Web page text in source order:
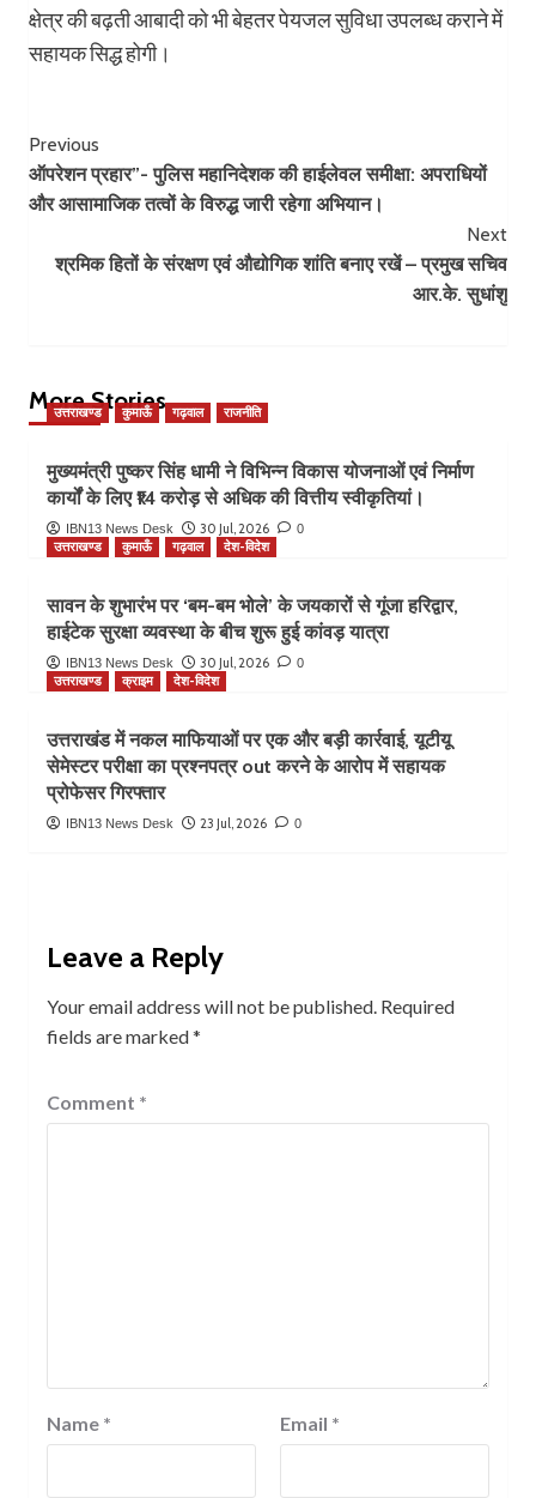
क्षेत्र की बढ़ती आबादी को भी बेहतर पेयजल सुविधा उपलब्ध कराने में
सहायक सिद्ध होगी।
Post
Navigation
Previous
ऑपरेशन प्रहार”- पुलिस महानिदेशक की हाईलेवल समीक्षा: अपराधियों
और आसामाजिक तत्वों के विरुद्ध जारी रहेगा अभियान।
Next
श्रमिक हितों के संरक्षण एवं औद्योगिक शांति बनाए रखें – प्रमुख सचिव
आर.के. सुधांशु
More Stories
उत्तराखण्ड कुमाऊँ गढ़वाल राजनीति
मुख्यमंत्री पुष्कर सिंह धामी ने विभिन्न विकास योजनाओं एवं निर्माण
कार्यों के लिए ₹14 करोड़ से अधिक की वित्तीय स्वीकृतियां।
IBN13 News Desk 30 Jul, 2026 0
उत्तराखण्ड कुमाऊँ गढ़वाल देश-विदेश
सावन के शुभारंभ पर ‘बम-बम भोले’ के जयकारों से गूंजा हरिद्वार,
हाईटेक सुरक्षा व्यवस्था के बीच शुरू हुई कांवड़ यात्रा
IBN13 News Desk 30 Jul, 2026 0
उत्तराखण्ड क्राइम देश-विदेश
उत्तराखंड में नकल माफियाओं पर एक और बड़ी कार्रवाई, यूटीयू
सेमेस्टर परीक्षा का प्रश्नपत्र out करने के आरोप में सहायक
प्रोफेसर गिरफ्तार
IBN13 News Desk 23 Jul, 2026 0
Leave a Reply
Your email address will not be published. Required
fields are marked*
Comment *
Name * Email *